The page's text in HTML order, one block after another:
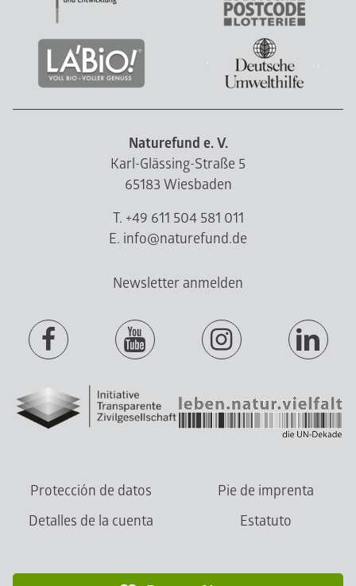
Naturefund e. V.
Karl-Glässing-Straße 5
65183 Wiesbaden
T. +49 611 504 581 011
E. info@naturefund.de
Newsletter anmelden
Protección de datos
Pie de imprenta
Detalles de la cuenta
Estatuto